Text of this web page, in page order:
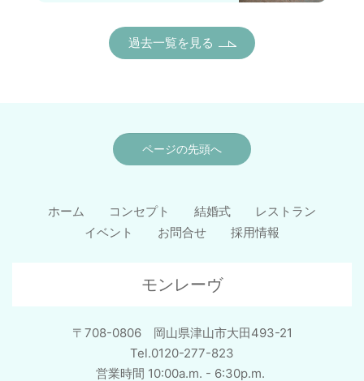
過去一覧を見る
ページの先頭へ
ホーム コンセプト 結婚式
レストラン
イベント
お問合せ 採用情報
モンレーヴ
〒708-0806 岡山県津山市大田493-21
Tel.0120-277-823
営業時間 10:00a.m. - 6:30p.m.